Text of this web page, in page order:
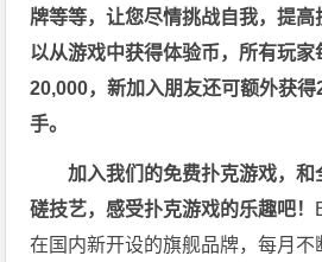
牌等等，让您尽情挑战自我，提高
以从游戏中获得体验币，所有玩家
20,000，新加入朋友还可额外获
手。
加入我们的免费扑克游戏，
磋技艺，感受扑克游戏的乐趣吧！
在国内新开设的旗舰品牌，每月不